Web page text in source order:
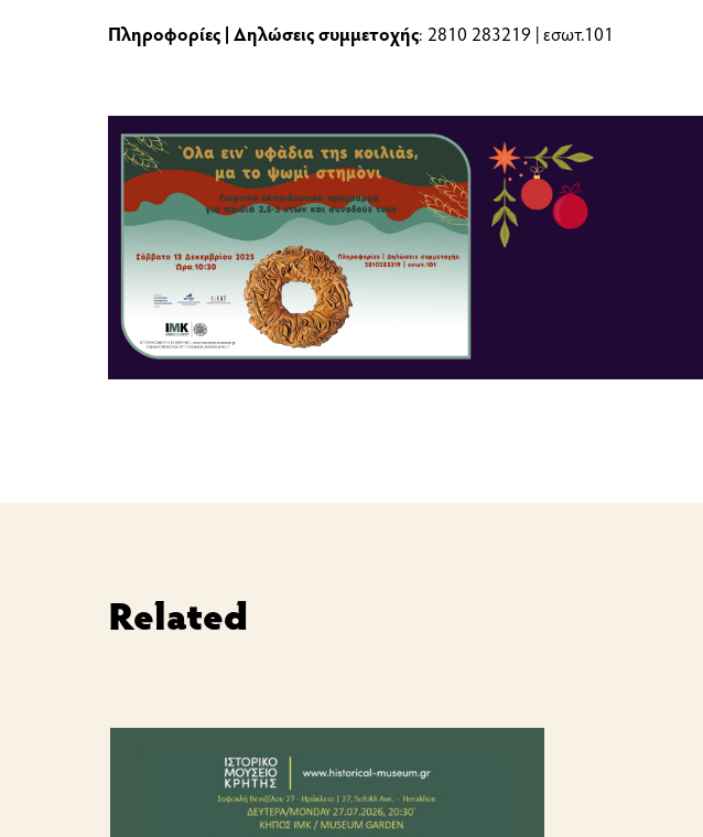
Πληροφορίες | Δηλώσεις συμμετοχής: 2810 283219 | εσωτ.101
Related